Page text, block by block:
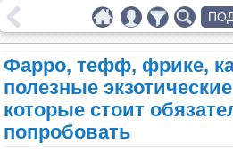
Фарро, тефф, фрике,
полезные
которые стоит
попробовать